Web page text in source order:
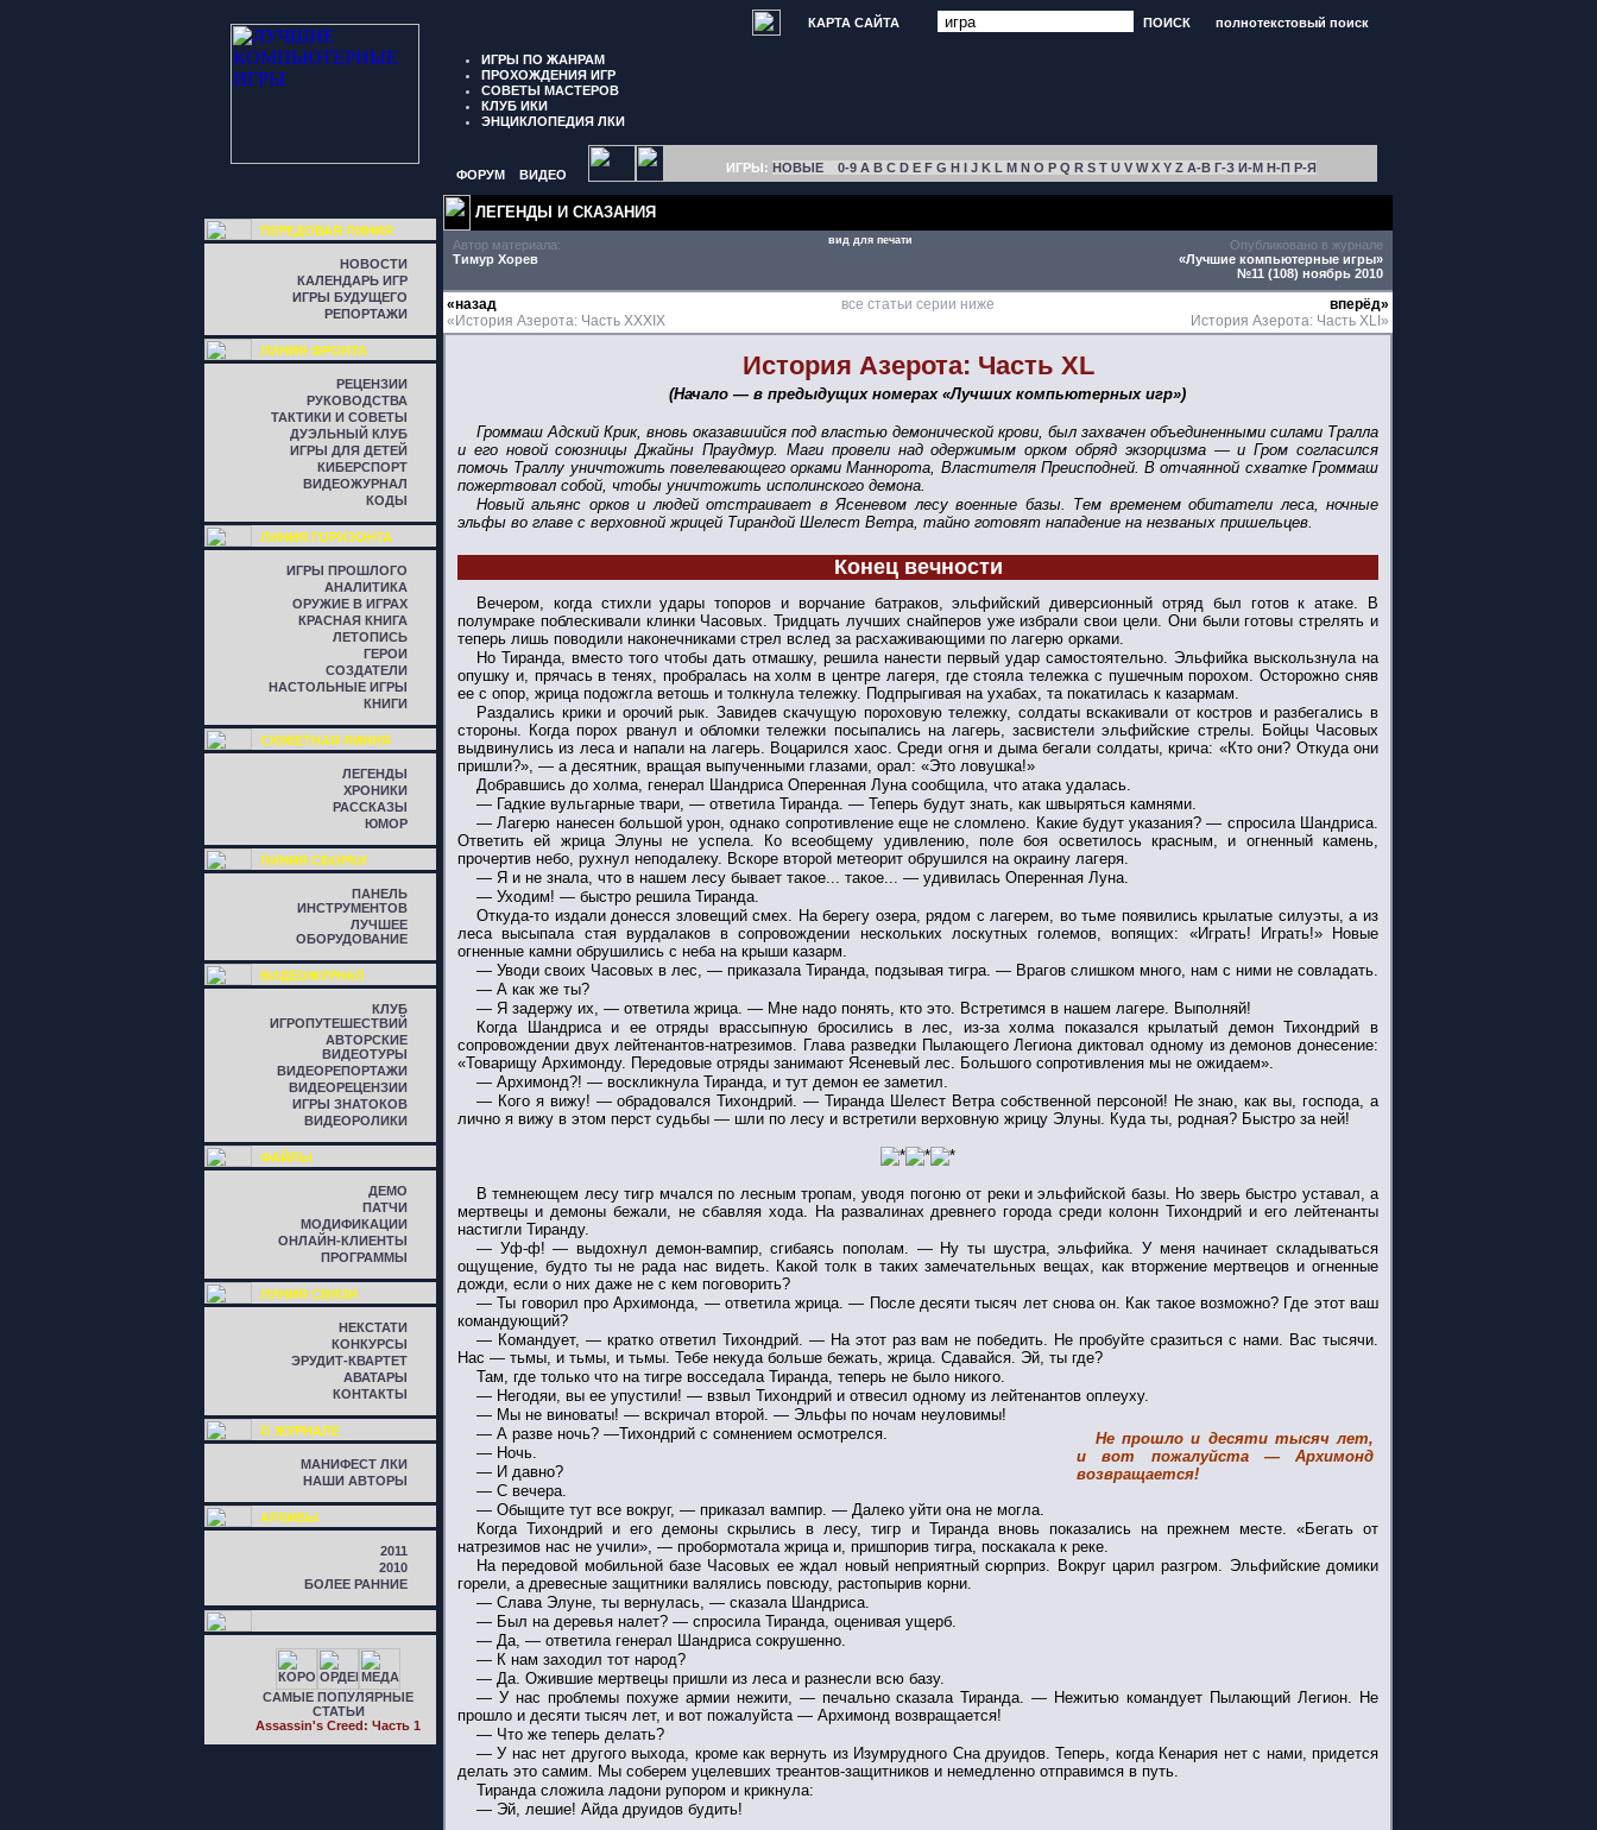
КАРТА САЙТА ПОИСК полнотекстовый поиск
ИГРЫ ПО ЖАНРАМ
ПРОХОЖДЕНИЯ ИГР
СОВЕТЫ МАСТЕРОВ
КЛУБ ИКИ
ЭНЦИКЛОПЕДИЯ ЛКИ
ФОРУМ ВИДЕО ИГРЫ: НОВЫЕ 0-9 A B C D E F G H I J K L M N O P Q R S T U V W X Y Z А-В Г-З И-М Н-П Р-Я
ПЕРЕДОВАЯ ЛИНИЯ
НОВОСТИ
КАЛЕНДАРЬ ИГР
ИГРЫ БУДУЩЕГО
РЕПОРТАЖИ
ЛИНИЯ ФРОНТА
РЕЦЕНЗИИ
РУКОВОДСТВА
ТАКТИКИ И СОВЕТЫ
ДУЭЛЬНЫЙ КЛУБ
ИГРЫ ДЛЯ ДЕТЕЙ
КИБЕРСПОРТ
ВИДЕОЖУРНАЛ
КОДЫ
ЛИНИЯ ГОРИЗОНТА
ИГРЫ ПРОШЛОГО
АНАЛИТИКА
ОРУЖИЕ В ИГРАХ
КРАСНАЯ КНИГА
ЛЕТОПИСЬ
ГЕРОИ
СОЗДАТЕЛИ
НАСТОЛЬНЫЕ ИГРЫ
КНИГИ
СЮЖЕТНАЯ ЛИНИЯ
ЛЕГЕНДЫ
ХРОНИКИ
РАССКАЗЫ
ЮМОР
ЛИНИЯ СБОРКИ
ПАНЕЛЬ
ИНСТРУМЕНТОВ
ЛУЧШЕЕ
ОБОРУДОВАНИЕ
ВИДЕОЖУРНАЛ
КЛУБ
ИГРОПУТЕШЕСТВИЙ
АВТОРСКИЕ
ВИДЕОТУРЫ
ВИДЕОРЕПОРТАЖИ
ВИДЕОРЕЦЕНЗИИ
ИГРЫ ЗНАТОКОВ
ВИДЕОРОЛИКИ
ФАЙЛЫ
ДЕМО
ПАТЧИ
МОДИФИКАЦИИ
ОНЛАЙН-КЛИЕНТЫ
ПРОГРАММЫ
ЛИНИЯ СВЯЗИ
НЕКСТАТИ
КОНКУРСЫ
ЭРУДИТ-КВАРТЕТ
АВАТАРЫ
КОНТАКТЫ
О ЖУРНАЛЕ
МАНИФЕСТ ЛКИ
НАШИ АВТОРЫ
АРХИВЫ
2011
2010
БОЛЕЕ РАННИЕ
САМЫЕ ПОПУЛЯРНЫЕ
СТАТЬИ
Assassin's Creed: Часть 1
ЛЕГЕНДЫ И СКАЗАНИЯ
Автор материала:
Тимур Хорев
Опубликовано в журнале
«Лучшие компьютерные игры»
№11 (108) ноябрь 2010
вид для печати
«назад
«История Азерота: Часть XXXIX
вперёд»
История Азерота: Часть XLI»
все статьи серии ниже
История Азерота: Часть XL
(Начало — в предыдущих номерах «Лучших компьютерных игр»)
Громмаш Адский Крик, вновь оказавшийся под властью демонической крови, был захвачен объединенными силами Тралла
и его новой союзницы Джайны Праудмур. Маги провели над одержимым орком обряд экзорцизма — и Гром согласился
помочь Траллу уничтожить повелевающего орками Маннорота, Властителя Преисподней. В отчаянной схватке Громмаш
пожертвовал собой, чтобы уничтожить исполинского демона.
Новый альянс орков и людей отстраивает в Ясеневом лесу военные базы. Тем временем обитатели леса, ночные
эльфы во главе с верховной жрицей Тирандой Шелест Ветра, тайно готовят нападение на незваных пришельцев.
Конец вечности
Вечером, когда стихли удары топоров и ворчание батраков, эльфийский диверсионный отряд был готов к атаке. В
полумраке поблескивали клинки Часовых. Тридцать лучших снайперов уже избрали свои цели. Они были готовы стрелять и
теперь лишь поводили наконечниками стрел вслед за расхаживающими по лагерю орками.
Но Тиранда, вместо того чтобы дать отмашку, решила нанести первый удар самостоятельно. Эльфийка выскользнула на
опушку и, прячась в тенях, пробралась на холм в центре лагеря, где стояла тележка с пушечным порохом. Осторожно сняв
ее с опор, жрица подожгла ветошь и толкнула тележку. Подпрыгивая на ухабах, та покатилась к казармам.
Раздались крики и орочий рык. Завидев скачущую пороховую тележку, солдаты вскакивали от костров и разбегались в
стороны. Когда порох рванул и обломки тележки посыпались на лагерь, засвистели эльфийские стрелы. Бойцы Часовых
выдвинулись из леса и напали на лагерь. Воцарился хаос. Среди огня и дыма бегали солдаты, крича: «Кто они? Откуда они
пришли?», — а десятник, вращая выпученными глазами, орал: «Это ловушка!»
Добравшись до холма, генерал Шандриса Оперенная Луна сообщила, что атака удалась.
— Гадкие вульгарные твари, — ответила Тиранда. — Теперь будут знать, как швыряться камнями.
— Лагерю нанесен большой урон, однако сопротивление еще не сломлено. Какие будут указания? — спросила Шандриса.
Ответить ей жрица Элуны не успела. Ко всеобщему удивлению, поле боя осветилось красным, и огненный камень,
прочертив небо, рухнул неподалеку. Вскоре второй метеорит обрушился на окраину лагеря.
— Я и не знала, что в нашем лесу бывает такое... такое... — удивилась Оперенная Луна.
— Уходим! — быстро решила Тиранда.
Откуда-то издали донесся зловещий смех. На берегу озера, рядом с лагерем, во тьме появились крылатые силуэты, а из
леса высыпала стая вурдалаков в сопровождении нескольких лоскутных големов, вопящих: «Играть! Играть!» Новые
огненные камни обрушились с неба на крыши казарм.
— Уводи своих Часовых в лес, — приказала Тиранда, подзывая тигра. — Врагов слишком много, нам с ними не совладать.
— А как же ты?
— Я задержу их, — ответила жрица. — Мне надо понять, кто это. Встретимся в нашем лагере. Выполняй!
Когда Шандриса и ее отряды врассыпную бросились в лес, из-за холма показался крылатый демон Тихондрий в
сопровождении двух лейтенантов-натрезимов. Глава разведки Пылающего Легиона диктовал одному из демонов донесение:
«Товарищу Архимонду. Передовые отряды занимают Ясеневый лес. Большого сопротивления мы не ожидаем».
— Архимонд?! — воскликнула Тиранда, и тут демон ее заметил.
— Кого я вижу! — обрадовался Тихондрий. — Тиранда Шелест Ветра собственной персоной! Не знаю, как вы, господа, а
лично я вижу в этом перст судьбы — шли по лесу и встретили верховную жрицу Элуны. Куда ты, родная? Быстро за ней!
В темнеющем лесу тигр мчался по лесным тропам, уводя погоню от реки и эльфийской базы. Но зверь быстро уставал, а
мертвецы и демоны бежали, не сбавляя хода. На развалинах древнего города среди колонн Тихондрий и его лейтенанты
настигли Тиранду.
— Уф-ф! — выдохнул демон-вампир, сгибаясь пополам. — Ну ты шустра, эльфийка. У меня начинает складываться
ощущение, будто ты не рада нас видеть. Какой толк в таких замечательных вещах, как вторжение мертвецов и огненные
дожди, если о них даже не с кем поговорить?
— Ты говорил про Архимонда, — ответила жрица. — После десяти тысяч лет снова он. Как такое возможно? Где этот ваш
командующий?
— Командует, — кратко ответил Тихондрий. — На этот раз вам не победить. Не пробуйте сразиться с нами. Вас тысячи.
Нас — тьмы, и тьмы, и тьмы. Тебе некуда больше бежать, жрица. Сдавайся. Эй, ты где?
Там, где только что на тигре восседала Тиранда, теперь не было никого.
— Негодяи, вы ее упустили! — взвыл Тихондрий и отвесил одному из лейтенантов оплеуху.
— Мы не виноваты! — вскричал второй. — Эльфы по ночам неуловимы!
Не прошло и десяти тысяч лет,
и вот пожалуйста — Архимонд
возвращается!
— А разве ночь? —Тихондрий с сомнением осмотрелся.
— Ночь.
— И давно?
— С вечера.
— Обыщите тут все вокруг, — приказал вампир. — Далеко уйти она не могла.
Когда Тихондрий и его демоны скрылись в лесу, тигр и Тиранда вновь показались на прежнем месте. «Бегать от
натрезимов нас не учили», — пробормотала жрица и, пришпорив тигра, поскакала к реке.
На передовой мобильной базе Часовых ее ждал новый неприятный сюрприз. Вокруг царил разгром. Эльфийские домики
горели, а древесные защитники валялись повсюду, растопырив корни.
— Слава Элуне, ты вернулась, — сказала Шандриса.
— Был на деревья налет? — спросила Тиранда, оценивая ущерб.
— Да, — ответила генерал Шандриса сокрушенно.
— К нам заходил тот народ?
— Да. Ожившие мертвецы пришли из леса и разнесли всю базу.
— У нас проблемы похуже армии нежити, — печально сказала Тиранда. — Нежитью командует Пылающий Легион. Не
прошло и десяти тысяч лет, и вот пожалуйста — Архимонд возвращается!
— Что же теперь делать?
— У нас нет другого выхода, кроме как вернуть из Изумрудного Сна друидов. Теперь, когда Кенария нет с нами, придется
делать это самим. Мы соберем уцелевших треантов-защитников и немедленно отправимся в путь.
Тиранда сложила ладони рупором и крикнула:
— Эй, лешие! Айда друидов будить!